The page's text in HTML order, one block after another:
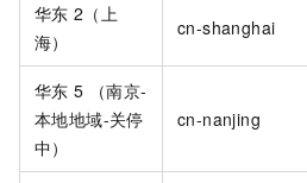
华东 2（上
海）
cn-shanghai
华东 5 （南京-
本地地域-关停
中）
cn-nanjing